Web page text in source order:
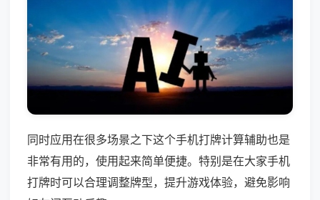
同时应用在很多场景之下这个手机打牌计算辅助也是
非常有用的，使用起来简单便捷。特别是在大家手机
打牌时可以合理调整牌型，提升游戏体验，避免影响